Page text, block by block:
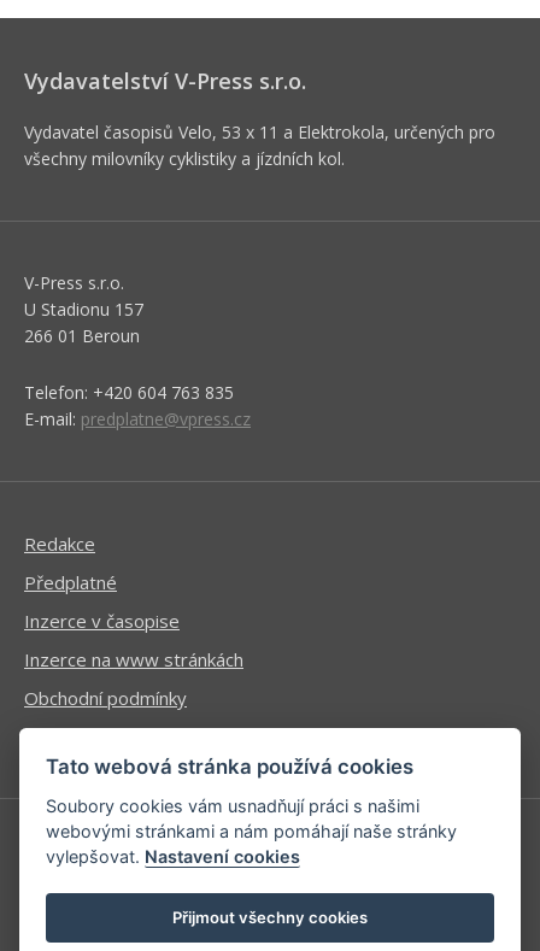
Vydavatelství V-Press s.r.o.
Vydavatel časopisů Velo, 53 x 11 a Elektrokola, určených pro
všechny milovníky cyklistiky a jízdních kol.
V-Press s.r.o.
U Stadionu 157
266 01 Beroun
Telefon: +420 604 763 835
E-mail: predplatne@vpress.cz
Redakce
Předplatné
Inzerce v časopise
Inzerce na www stránkách
Obchodní podmínky
Ochrana osobních údajů
Příhlášení | Registrace
Kontaktní informace
Mapa stránek
Tato webová stránka používá cookies
Soubory cookies vám usnadňují práci s našimi
webovými stránkami a nám pomáhají naše stránky
vylepšovat. Nastavení cookies
Přijmout všechny cookies